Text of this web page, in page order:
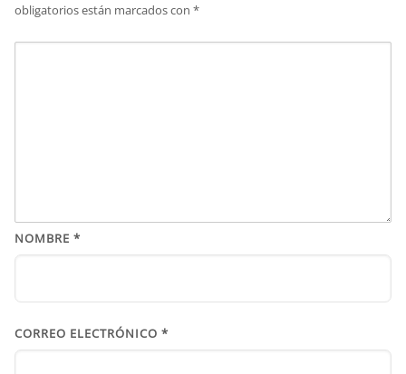
obligatorios están marcados con *
NOMBRE *
CORREO ELECTRÓNICO *